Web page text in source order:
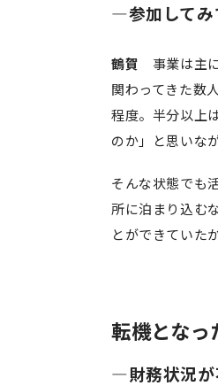
―参加して
鶴賀 事業は主
関わってきた数
程度。半分以上
のか」と思いな
そんな状態でも
所に泊まり込む
とができていた
転機となっ
―財務状況が